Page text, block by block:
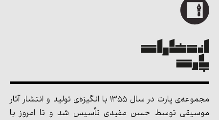
مجموعه‌ی پارت در سال 1355 با انگیزه‌ی تولید و انتشار آثار
موسیقی توسط حسن مفیدی تأسیس شد و تا امروز با